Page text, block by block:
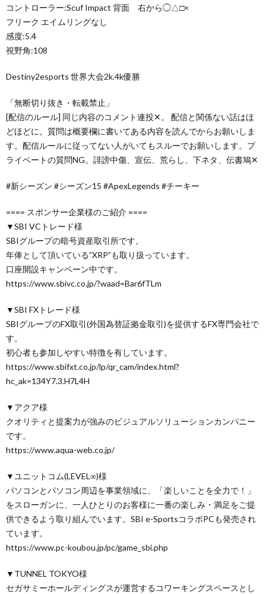
コントローラー:Scuf Impact 背面 右から◯△□×
フリーク エイムリングなし
感度:5.4
視野角:108
Destiny2esports 世界大会2k.4k優勝
「無断切り抜き・転載禁止」
[配信のルール] 同じ内容のコメント連投✕。 配信と関係ない話はほ
どほどに。質問は概要欄に書いてある内容を読んでからお願いしま
す。配信ルールに従ってない人がいてもスルーでお願いします。プ
ライベートの質問NG。誹謗中傷、宣伝、荒らし、下ネタ、伝書鳩✕
#新シーズン #シーズン15 #ApexLegends #チーキー
==== スポンサー企業様のご紹介 ====
▼SBI VCトレード様
SBIグループの暗号資産取引所です。
年俸として頂いている”XRP”も取り扱っています。
口座開設キャンペーン中です。
https://www.sbivc.co.jp/?waad=Bar6fTLm
▼SBI FXトレード様
SBIグループのFX取引(外国為替証拠金取引)を提供するFX専門会社で
す。
初心者も参加しやすい特徴を有しています。
https://www.sbifxt.co.jp/lp/qr_cam/index.html?
hc_ak=134Y7.3.H7L4H
▼アクア様
クオリティと提案力が強みのビジュアルソリューションカンパニー
です。
https://www.aqua-web.co.jp/
▼ユニットコム(LEVEL∞)様
パソコンとパソコン周辺を事業領域に、「楽しいことを全力で！」
をスローガンに、一人ひとりのお客様に一番の楽しみ・満足をご提
供できるよう取り組んでいます。SBI e-SportsコラボPCも発売され
ています。
https://www.pc-koubou.jp/pc/game_sbi.php
▼TUNNEL TOKYO様
セガサミーホールディングスが運営するコワーキングスペースとし